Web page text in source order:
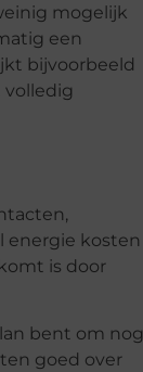
mogelijk
een
bijvoorbeeld
volledig
energie kosten
is door
bent om nog
goed over